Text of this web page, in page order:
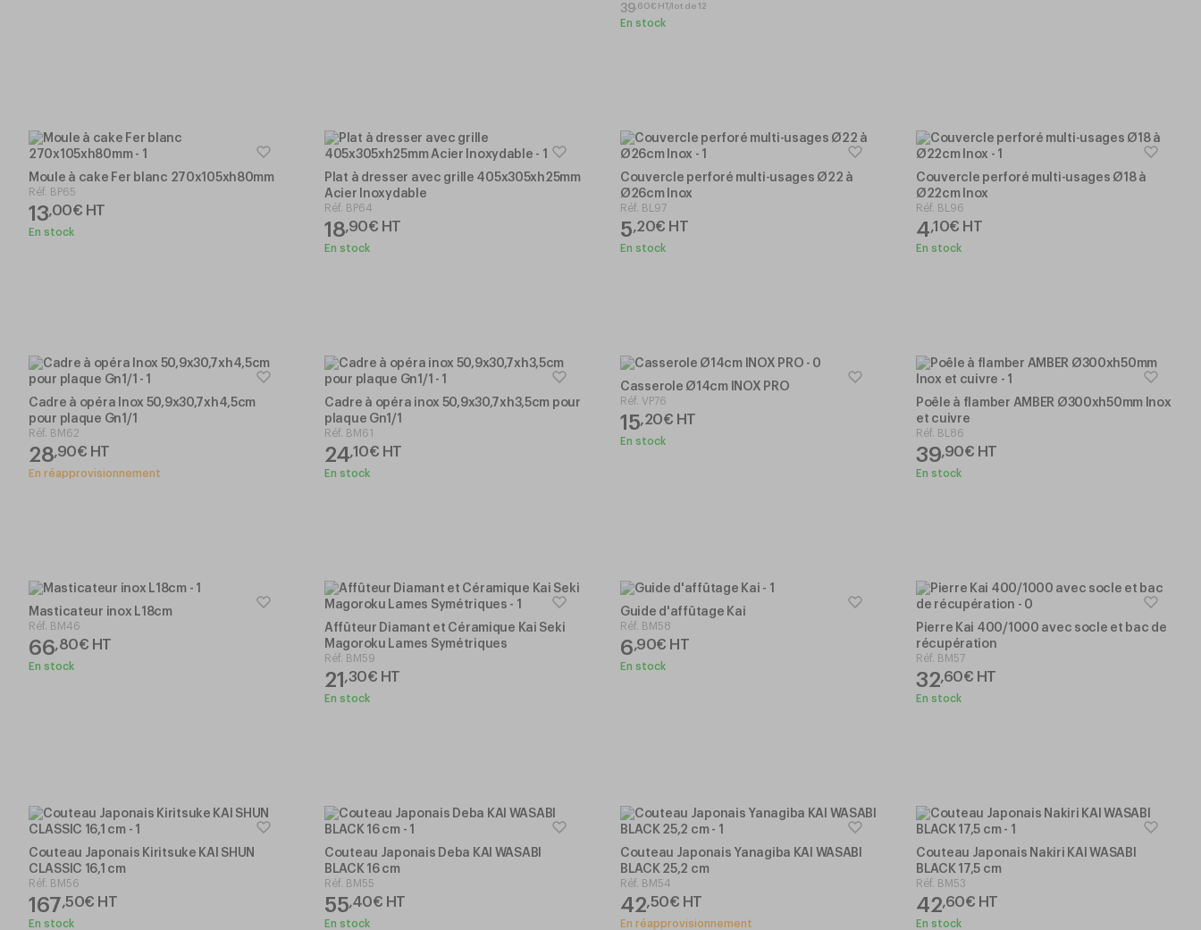
39, 60€ HT/lot de 12
En stock
Moule à cake Fer blanc 270x105xh80mm
Réf. BP65
13,00€ HT
En stock
Plat à dresser avec grille 405x305xh25mm
Acier Inoxydable
Réf. BP64
18,90€ HT
En stock
Couvercle perforé multi-usages Ø22 à
Ø26cm Inox
Réf. BL97
5,20€ HT
En stock
Couvercle perforé multi-usages Ø18 à
Ø22cm Inox
Réf. BL96
4,10€ HT
En stock
Cadre à opéra Inox 50,9x30,7xh4,5cm
pour plaque Gn1/1
Réf. BM62
28,90€ HT
En réapprovisionnement
Cadre à opéra inox 50,9x30,7xh3,5cm pour
plaque Gn1/1
Réf. BM61
24,10€ HT
En stock
Casserole Ø14cm INOX PRO
Réf. VP76
15,20€ HT
En stock
Poêle à flamber AMBER Ø300xh50mm Inox
et cuivre
Réf. BL86
39,90€ HT
En stock
Masticateur inox L18cm
Réf. BM46
66,80€ HT
En stock
Affûteur Diamant et Céramique Kai Seki
Magoroku Lames Symétriques
Réf. BM59
21,30€ HT
En stock
Guide d'affûtage Kai
Réf. BM58
6,90€ HT
En stock
Pierre Kai 400/1000 avec socle et bac de
récupération
Réf. BM57
32,60€ HT
En stock
Couteau Japonais Kiritsuke KAI SHUN
CLASSIC 16,1 cm
Réf. BM56
167,50€ HT
En stock
Couteau Japonais Deba KAI WASABI
BLACK 16 cm
Réf. BM55
55,40€ HT
En stock
Couteau Japonais Yanagiba KAI WASABI
BLACK 25,2 cm
Réf. BM54
42,50€ HT
En réapprovisionnement
Couteau Japonais Nakiri KAI WASABI
BLACK 17,5 cm
Réf. BM53
42,60€ HT
En stock